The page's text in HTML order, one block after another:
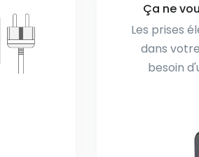
Ça ne
Les prises
dans
besoin